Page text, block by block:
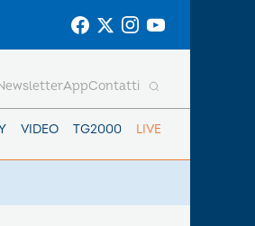
VIDEO TG2000 LIVE
AppContatti